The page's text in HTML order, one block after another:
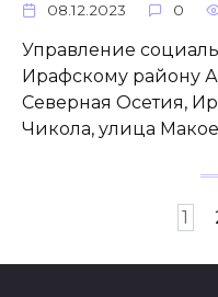
08.12.2023 0
Управление
Ирафскому району
Северная Осетия,
Чикола, улица
1